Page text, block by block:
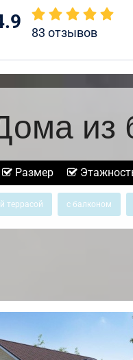
83 отзывов
из
Размер
террасой с балконом